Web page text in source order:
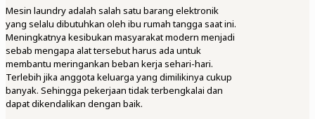
Mesin laundry adalah salah satu barang elektronik
yang selalu dibutuhkan oleh ibu rumah tangga saat ini.
Meningkatnya kesibukan masyarakat modern menjadi
sebab mengapa alat tersebut harus ada untuk
membantu meringankan beban kerja sehari-hari.
Terlebih jika anggota keluarga yang dimilikinya cukup
banyak. Sehingga pekerjaan tidak terbengkalai dan
dapat dikendalikan dengan baik.